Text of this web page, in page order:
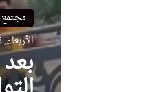
مجتمع
الأربعاء, 5 أغسطس 2026, 18:18